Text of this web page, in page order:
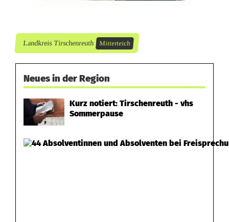
i
c
Landkreis Tirschenreuth Mitterteich
Neues in der Region
Kurz notiert: Tirschenreuth - vhs
Sommerpause